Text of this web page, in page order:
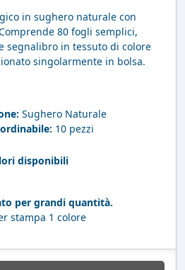
in sughero naturale con
80 fogli semplici,
segnalibro in tessuto di colore
singolarmente in bolsa.
Sughero Naturale
10 pezzi
disponibili
per grandi quantità.
stampa 1 colore